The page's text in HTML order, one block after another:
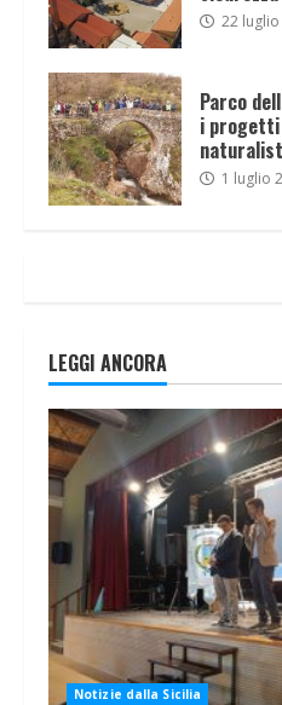
22 luglio
Parco
i progetti
1 luglio
LEGGI ANCORA
Notizie dalla Sicilia